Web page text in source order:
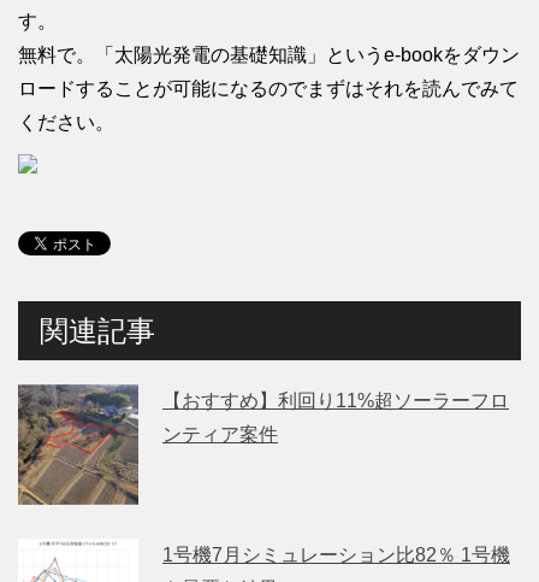
す。
無料で。「太陽光発電の基礎知識」というe-bookをダウン
ロードすることが可能になるのでまずはそれを読んでみて
ください。
関連記事
【おすすめ】利回り11%超ソーラーフロ
ンティア案件
1号機7月シミュレーション比82％ 1号機